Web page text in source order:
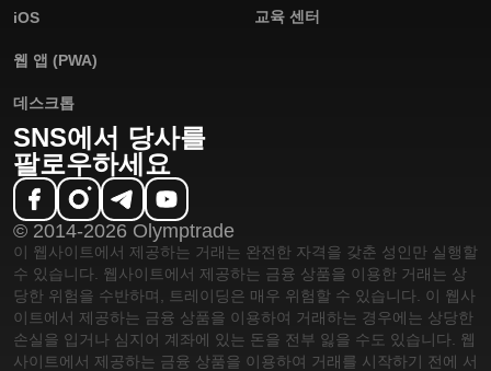
iOS
웹 앱 (PWA)
데스크톱
교육 센터
SNS에서 당사를
팔로우하세요
© 2014-2026 Olymptrade
이 웹사이트에서 제공하는 거래는 완전한 자격을 갖춘 성인만 실행할
수 있습니다. 웹사이트에서 제공하는 금융 상품을 이용한 거래는 상
당한 위험을 수반하며, 트레이딩은 매우 위험할 수 있습니다. 이 웹사
이트에서 제공하는 금융 상품을 이용하여 거래하는 경우에는 상당한
손실을 입거나 심지어 계좌에 있는 돈을 전부 잃을 수도 있습니다. 웹
사이트에서 제공하는 금융 상품을 이용하여 거래를 시작하기 전에 서